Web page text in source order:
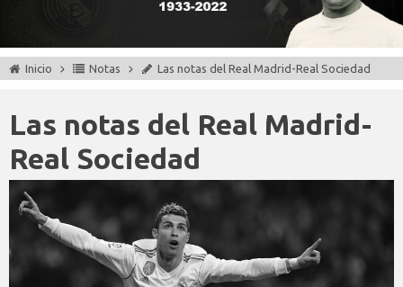
Inicio Notas Las notas del Real Madrid-Real Sociedad
Las notas del Real Madrid-
Real Sociedad